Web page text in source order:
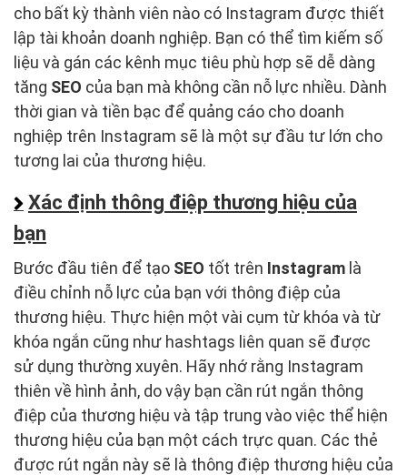
cho bất kỳ thành viên nào có Instagram được thiết
lập tài khoản doanh nghiệp. Bạn có thể tìm kiếm số
liệu và gán các kênh mục tiêu phù hợp sẽ dễ dàng
tăng SEO của bạn mà không cần nỗ lực nhiều. Dành
thời gian và tiền bạc để quảng cáo cho doanh
nghiệp trên Instagram sẽ là một sự đầu tư lớn cho
tương lai của thương hiệu.
Xác định thông điệp thương hiệu của
bạn
Bước đầu tiên để tạo SEO tốt trên Instagram là
điều chỉnh nỗ lực của bạn với thông điệp của
thương hiệu. Thực hiện một vài cụm từ khóa và từ
khóa ngắn cũng như hashtags liên quan sẽ được
sử dụng thường xuyên. Hãy nhớ rằng Instagram
thiên về hình ảnh, do vậy bạn cần rút ngắn thông
điệp của thương hiệu và tập trung vào việc thể hiện
thương hiệu của bạn một cách trực quan. Các thẻ
được rút ngắn này sẽ là thông điệp thương hiệu của